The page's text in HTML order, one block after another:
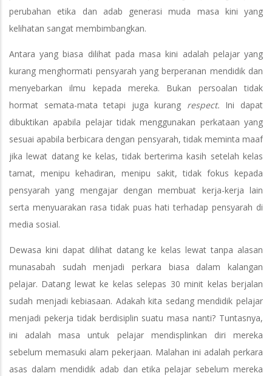
perubahan etika dan adab generasi muda masa kini yang
kelihatan sangat membimbangkan.
Antara yang biasa dilihat pada masa kini adalah pelajar yang
kurang menghormati pensyarah yang berperanan mendidik dan
menyebarkan ilmu kepada mereka. Bukan persoalan tidak
hormat semata-mata tetapi juga kurang respect. Ini dapat
dibuktikan apabila pelajar tidak menggunakan perkataan yang
sesuai apabila berbicara dengan pensyarah, tidak meminta maaf
jika lewat datang ke kelas, tidak berterima kasih setelah kelas
tamat, menipu kehadiran, menipu sakit, tidak fokus kepada
pensyarah yang mengajar dengan membuat kerja-kerja lain
serta menyuarakan rasa tidak puas hati terhadap pensyarah di
media sosial.
Dewasa kini dapat dilihat datang ke kelas lewat tanpa alasan
munasabah sudah menjadi perkara biasa dalam kalangan
pelajar. Datang lewat ke kelas selepas 30 minit kelas berjalan
sudah menjadi kebiasaan. Adakah kita sedang mendidik pelajar
menjadi pekerja tidak berdisiplin suatu masa nanti? Tuntasnya,
ini adalah masa untuk pelajar mendisplinkan diri mereka
sebelum memasuki alam pekerjaan. Malahan ini adalah perkara
asas dalam mendidik adab dan etika pelajar sebelum mereka